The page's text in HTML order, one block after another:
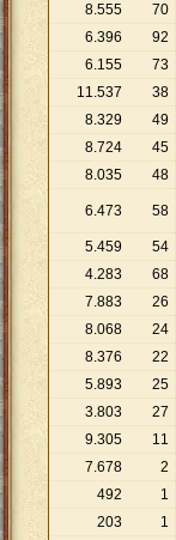
70
8.555
92
6.396
73
6.155
38
11.537
49
8.329
45
8.724
48
8.035
58
6.473
54
5.459
68
4.283
26
7.883
24
8.068
22
8.376
25
5.893
27
3.803
11
9.305
2
7.678
1
492
1
203